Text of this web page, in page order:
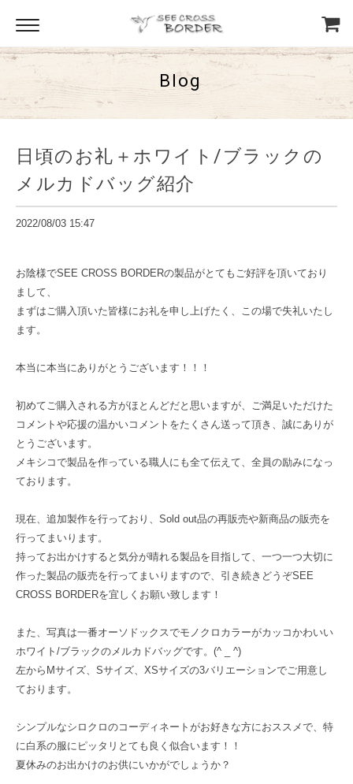
Blog
日頃のお礼＋ホワイト/ブラックの
メルカドバッグ紹介
2022/08/03 15:47
お陰様でSEE CROSS BORDERの製品がとてもご好評を頂いており
まして、
まずはご購入頂いた皆様にお礼を申し上げたく、この場で失礼いたし
ます。
本当に本当にありがとうございます！！！
初めてご購入される方がほとんどだと思いますが、ご満足いただけた
コメントや応援の温かいコメントをたくさん送って頂き、誠にありが
とうございます。
メキシコで製品を作っている職人にも全て伝えて、全員の励みになっ
ております。
現在、追加製作を行っており、Sold out品の再販売や新商品の販売を
行ってまいります。
持ってお出かけすると気分が晴れる製品を目指して、一つ一つ大切に
作った製品の販売を行ってまいりますので、引き続きどうぞSEE
CROSS BORDERを宜しくお願い致します！
また、写真は一番オーソドックスでモノクロカラーがカッコかわいい
ホワイト/ブラックのメルカドバッグです。(^ _ ^)
左からMサイズ、Sサイズ、XSサイズの3バリエーションでご用意し
ております。
シンプルなシロクロのコーディネートがお好きな方におススメで、特
に白系の服にピッタリとても良く似合います！！
夏休みのお出かけのお供にいかがでしょうか？